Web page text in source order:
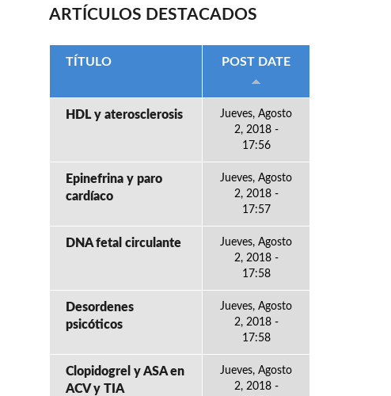
ARTÍCULOS DESTACADOS
TÍTULO POST DATE
HDL y aterosclerosis
Jueves, Agosto
2, 2018 -
17:56
Epinefrina y paro
cardíaco
Jueves, Agosto
2, 2018 -
17:57
DNA fetal circulante
Jueves, Agosto
2, 2018 -
17:58
Desordenes
psicóticos
Jueves, Agosto
2, 2018 -
17:58
Clopidogrel y ASA en
ACV y TIA
Jueves, Agosto
2, 2018 -